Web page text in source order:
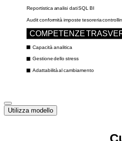
Utilizza modello